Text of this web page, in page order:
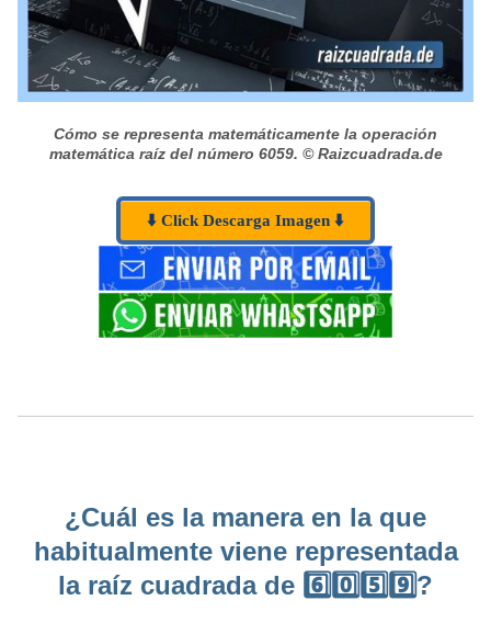
Cómo se representa matemáticamente la operación
matemática raíz del número 6059. © Raizcuadrada.de
⬇️ Click Descarga Imagen ⬇️
¿Cuál es la manera en la que
habitualmente viene representada
la raíz cuadrada de 6️⃣0️⃣5️⃣9️⃣?